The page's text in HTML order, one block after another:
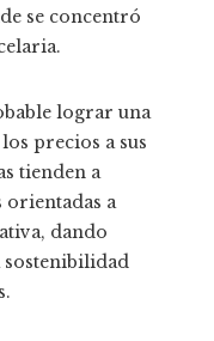
se concentró
lograr una
precios a sus
tienden a
orientadas a
dando